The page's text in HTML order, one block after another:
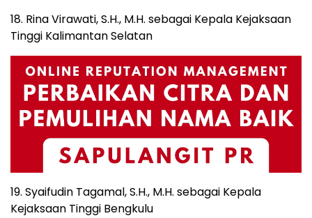
18. Rina Virawati, S.H., M.H. sebagai Kepala Kejaksaan
Tinggi Kalimantan Selatan
19. Syaifudin Tagamal, S.H., M.H. sebagai Kepala
Kejaksaan Tinggi Bengkulu